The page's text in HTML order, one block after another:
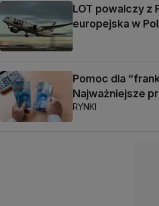
LOT powalczy z
europejska w
Pomoc dla
Najważniejsze
RYNKI